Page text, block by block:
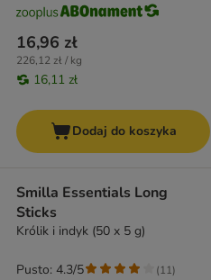
16,96 zł
226,12 zł / kg
16,11 zł
Dodaj do koszyka
Smilla Essentials Long
Sticks
Królik i indyk (50 x 5 g)
Pusto: 4.3/5 (11)